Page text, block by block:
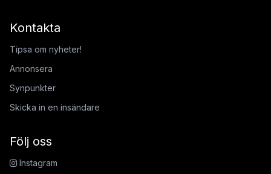
Kontakta
Tipsa om nyheter!
Annonsera
Synpunkter
Skicka in en insändare
Följ oss
Instagram